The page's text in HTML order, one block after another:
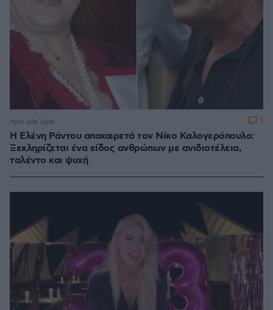
Η Ελένη Ράντου αποχαιρετά τον Νίκο Καλογερόπουλο:
Ξεκληρίζεται ένα είδος ανθρώπων με ανιδιοτέλεια,
ταλέντο και ψυχή
πριν μία ώρα 1